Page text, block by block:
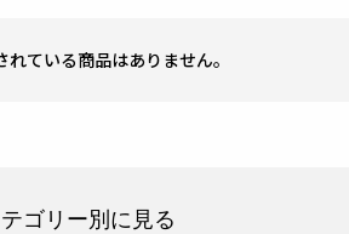
れている商品はありません。
ゴリー別に見る